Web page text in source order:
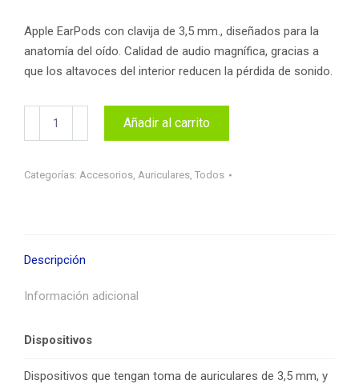
Apple EarPods con clavija de 3,5 mm., diseñados para la
anatomía del oído. Calidad de audio magnífica, gracias a
que los altavoces del interior reducen la pérdida de sonido.
cantidad
Añadir al carrito
Categorías: Accesorios, Auriculares, Todos
Descripción
Información adicional
Dispositivos
Dispositivos que tengan toma de auriculares de 3,5 mm, y